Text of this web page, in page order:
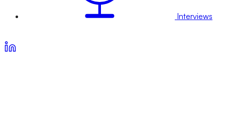
Interviews